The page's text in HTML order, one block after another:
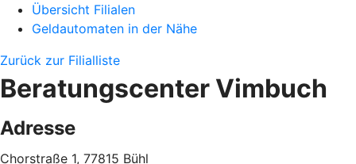
Übersicht Filialen
Geldautomaten in der Nähe
Zurück zur Filialliste
Beratungscenter Vimbuch
Adresse
Chorstraße 1, 77815 Bühl